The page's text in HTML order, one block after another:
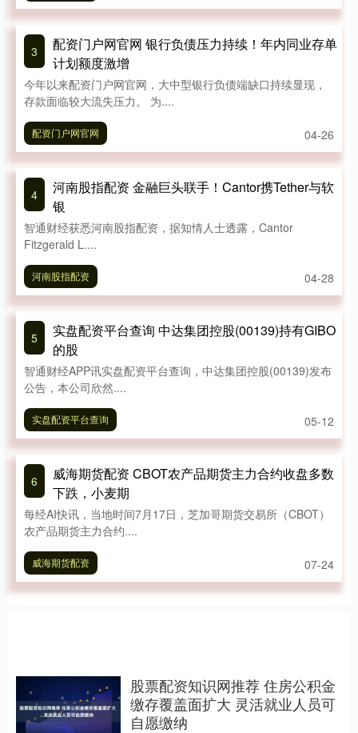
3
配资门户网官网 银行负债压力持续！年内同业存单
计划额度激增
今年以来配资门户网官网，大中型银行负债端缺口持续显现，
存款面临较大流失压力。 为....
配资门户网官网 04-26
4
河南股指配资 金融巨头联手！Cantor携Tether与软
银
智通财经获悉河南股指配资，据知情人士透露，Cantor
Fitzgerald L....
河南股指配资 04-28
5
实盘配资平台查询 中达集团控股(00139)持有GIBO
的股
智通财经APP讯实盘配资平台查询，中达集团控股(00139)发布
公告，本公司欣然....
实盘配资平台查询 05-12
6
威海期货配资 CBOT农产品期货主力合约收盘多数
下跌，小麦期
每经AI快讯，当地时间7月17日，芝加哥期货交易所（CBOT）
农产品期货主力合约....
威海期货配资 07-24
股票配资知识网推荐 住房公积金
缴存覆盖面扩大 灵活就业人员可
自愿缴纳